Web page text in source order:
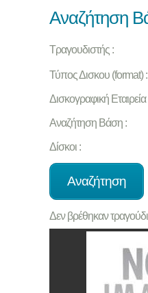
Αναζήτηση
Τραγουδιστής :
Τύπος Δισκου (format) :
Δισκογραφική
Αναζήτηση Βάση :
Δίσκοι :
Δεν βρέθηκαν